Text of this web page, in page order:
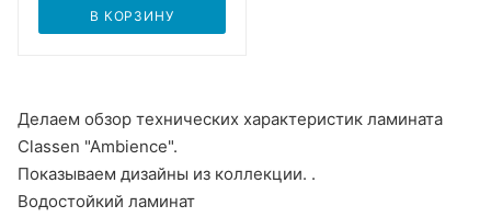
В КОРЗИНУ
Делаем обзор технических характеристик ламината
Classen "Ambience".
Показываем дизайны из коллекции. .
Водостойкий ламинат